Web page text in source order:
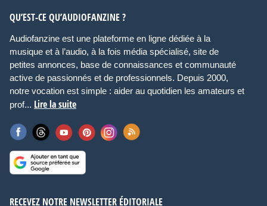
QU’EST-CE QU’AUDIOFANZINE ?
Audiofanzine est une plateforme en ligne dédiée à la
musique et à l’audio, à la fois média spécialisé, site de
petites annonces, base de connaissances et communauté
active de passionnés et de professionnels. Depuis 2000,
notre vocation est simple : aider au quotidien les amateurs et
prof... Lire la suite
RECEVEZ NOTRE NEWSLETTER ÉDITORIALE